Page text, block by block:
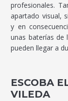
profesionales.
apartado visual,
y en
unas baterías de
pueden llegar a
ESCOBA
VILEDA